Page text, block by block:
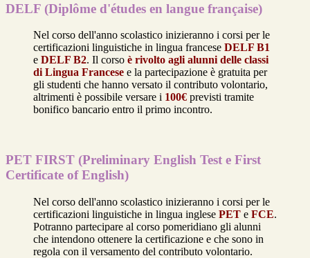
DELF (Diplôme d'études en langue française)
Nel corso dell'anno scolastico inizieranno i corsi per le
certificazioni linguistiche in lingua francese DELF B1
e DELF B2. Il corso è rivolto agli alunni delle classi
di Lingua Francese e la partecipazione è gratuita per
gli studenti che hanno versato il contributo volontario,
altrimenti è possibile versare i 100€ previsti tramite
bonifico bancario entro il primo incontro.
PET FIRST (Preliminary English Test e First
Certificate of English)
Nel corso dell'anno scolastico inizieranno i corsi per le
certificazioni linguistiche in lingua inglese PET e FCE.
Potranno partecipare al corso pomeridiano gli alunni
che intendono ottenere la certificazione e che sono in
regola con il versamento del contributo volontario.